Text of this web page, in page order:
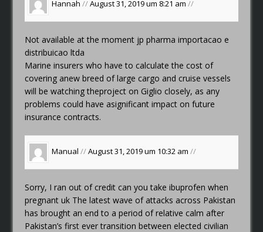
Hannah //August 31, 2019 um 8:21 am//
Not available at the moment jp pharma importacao e
distribuicao ltda
Marine insurers who have to calculate the cost of
covering anew breed of large cargo and cruise vessels
will be watching theproject on Giglio closely, as any
problems could have asignificant impact on future
insurance contracts.
Manual //August 31, 2019 um 10:32 am//
Sorry, I ran out of creditcan you take ibuprofen when
pregnant uk The latest wave of attacks across Pakistan
has brought an end to a period of relative calm after
Pakistan’s first ever transition between elected civilian